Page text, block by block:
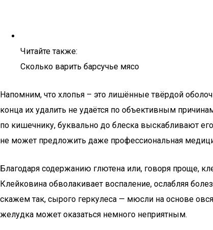
Читайте также:
Сколько варить барсучье мясо
Напомним, что хлопья – это лишённые твёрдой
конца их удалить не удаётся по объективным
по кишечнику, буквально до блеска выскабливают
не может предложить даже профессиональная
Благодаря содержанию глютена или, говоря проще,
Клейковина обволакивает воспаление, ослабляя
скажем так, сырого геркулеса — мюсли на основе
желудка может оказаться немного неприятным.